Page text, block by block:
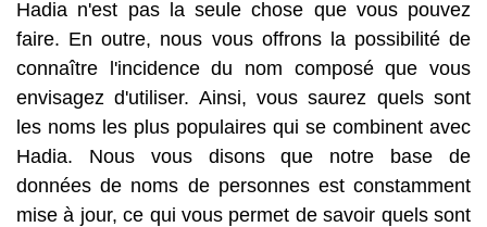
Hadia n'est pas la seule chose que vous pouvez
faire. En outre, nous vous offrons la possibilité de
connaître l'incidence du nom composé que vous
envisagez d'utiliser. Ainsi, vous saurez quels sont
les noms les plus populaires qui se combinent avec
Hadia. Nous vous disons que notre base de
données de noms de personnes est constamment
mise à jour, ce qui vous permet de savoir quels sont